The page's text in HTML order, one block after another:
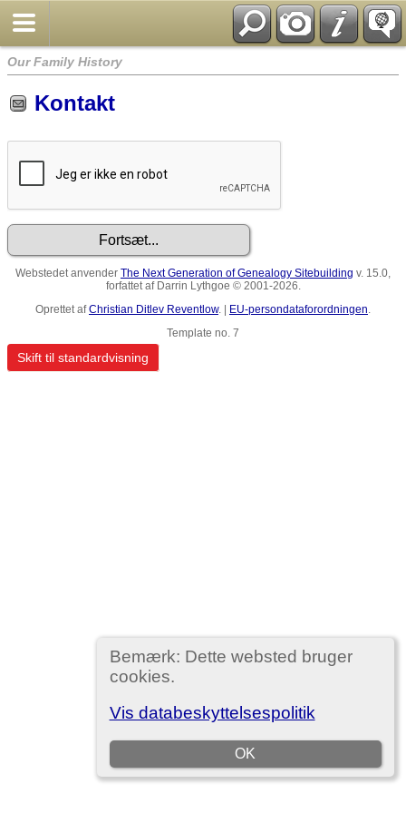
Our Family History
Bemærk: Dette websted bruger
cookies.
Vis databeskyttelsespolitik
OK
Kontakt
Webstedet anvender The Next Generation of Genealogy Sitebuilding v. 15.0,
forfattet af Darrin Lythgoe © 2001-2026.
Oprettet afChristian Ditlev Reventlow. | EU-persondataforordningen.
Template no. 7
Skift til standardvisning